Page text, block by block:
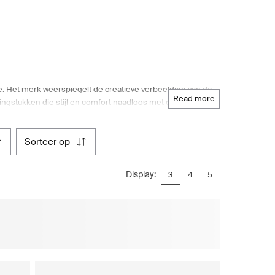
read more
Het merk weerspiegelt de creatieve verbeelding van de
die stijl en comfort naadloos met elkaar
een bewijs van de niet aflatende toewijding aan
zoek bent naar een jurk of een blouse, op Boozt.com
niet alleen de essentie van Filippa K's ontwerpfilosofie,
sorteer op
Display: 3 4 5